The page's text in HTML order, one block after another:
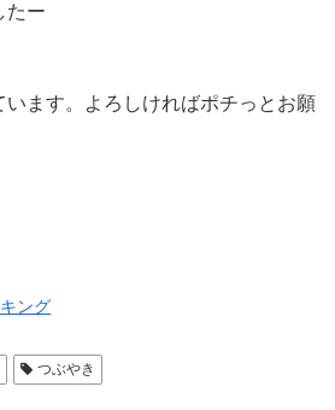
たー
います。よろしければポチっとお願
ング
つぶやき